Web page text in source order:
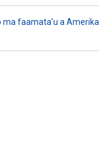
faamata’u a Amerika